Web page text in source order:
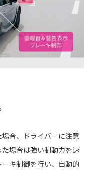
合、ドライバーに注意
場合は強い制動力を速
キ制御を行い、自動的